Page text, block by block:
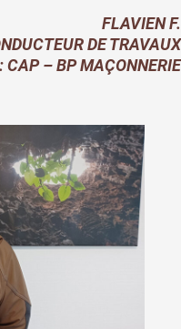
FLAVIEN F.
DE TRAVAUX
CAP – BP MAÇONNERIE